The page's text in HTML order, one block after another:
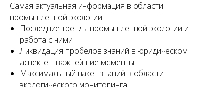
Самая актуальная информация в области
промышленной экологии:
Последние тренды промышленной экологии и
работа с ними
Ликвидация пробелов знаний в юридическом
аспекте – важнейшие моменты
Максимальный пакет знаний в области
экологического мониторинга